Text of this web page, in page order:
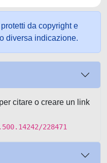
da copyright e
diversa indicazione.
citare o creare un link
228471